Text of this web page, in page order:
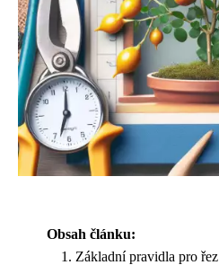
Obsah článku:
Základní pravidla pro řez